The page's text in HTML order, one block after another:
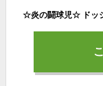
☆炎の闘球児☆ ドッ